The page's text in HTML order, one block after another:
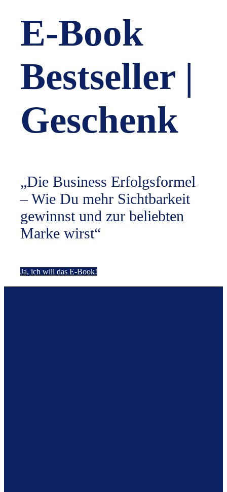
E-Book
Bestseller |
Geschenk
„Die Business Erfolgsformel
– Wie Du mehr Sichtbarkeit
gewinnst und zur beliebten
Marke wirst“
Ja, ich will das E-Book!